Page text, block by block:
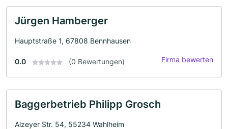
Jürgen Hamberger
Hauptstraße 1, 67808 Bennhausen
0.0 (0 Bewertungen) Firma bewerten
Baggerbetrieb Philipp Grosch
Alzeyer Str. 54, 55234 Wahlheim